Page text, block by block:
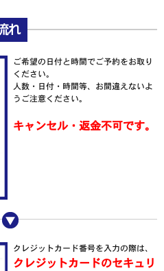
ご希望の日付と時間でご予約をお取り
ください。
人数・日付・時間等、お間違えないよ
うご注意ください。
キャンセル・返金不可です。
クレジットカード番号を入力の際は、
クレジットカードのセキュリ